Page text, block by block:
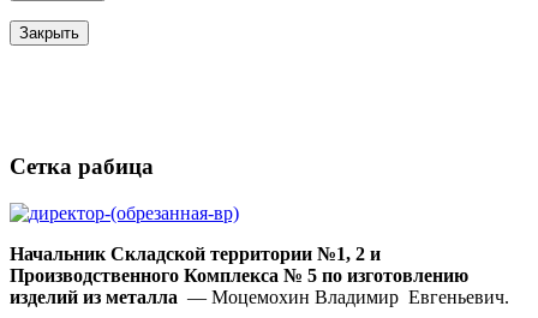
Закрыть
Сетка рабица
Начальник Складской территории №1, 2 и
Производственного Комплекса № 5 по изготовлению
изделий из металла — Моцемохин Владимир Евгеньевич.